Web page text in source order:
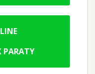
PARATY